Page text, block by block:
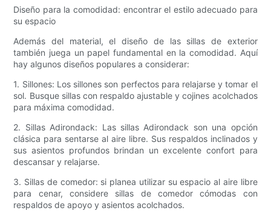
Diseño para la comodidad: encontrar el estilo adecuado para
su espacio
Además del material, el diseño de las sillas de exterior
también juega un papel fundamental en la comodidad. Aquí
hay algunos diseños populares a considerar:
1. Sillones: Los sillones son perfectos para relajarse y tomar el
sol. Busque sillas con respaldo ajustable y cojines acolchados
para máxima comodidad.
2. Sillas Adirondack: Las sillas Adirondack son una opción
clásica para sentarse al aire libre. Sus respaldos inclinados y
sus asientos profundos brindan un excelente confort para
descansar y relajarse.
3. Sillas de comedor: si planea utilizar su espacio al aire libre
para cenar, considere sillas de comedor cómodas con
respaldos de apoyo y asientos acolchados.